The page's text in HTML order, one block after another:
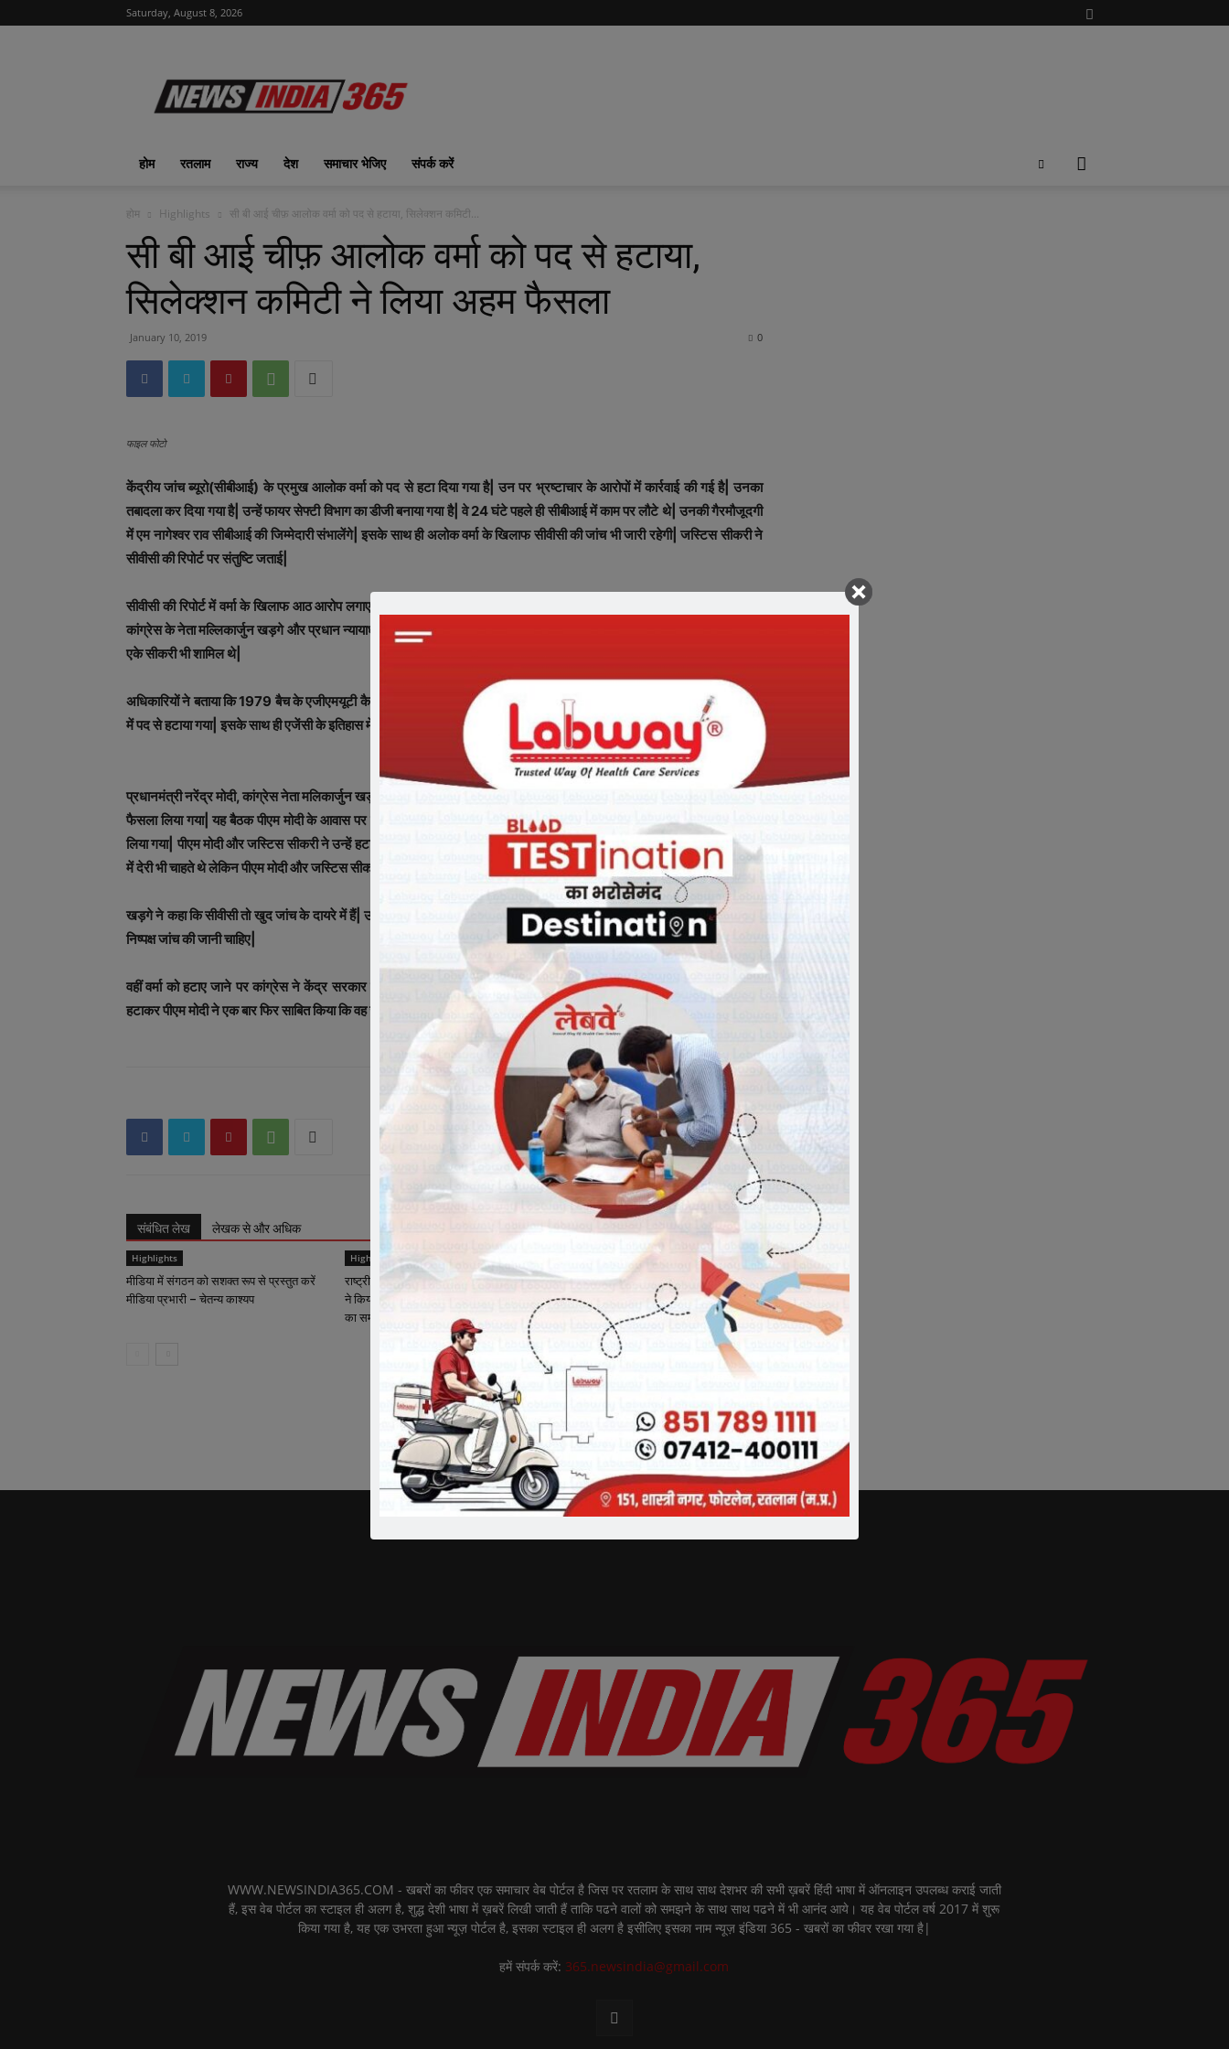
Saturday, August 8, 2026
India
365
|
का
फीवर
होम रतलाम राज्य देश समाचार भेजिए संपर्क करें
होम Highlights सी बी आई चीफ़ आलोक वर्मा को पद से हटाया, सिलेक्शन कमिटी...
सी बी आई चीफ़ आलोक वर्मा को पद से हटाया,
सिलेक्शन कमिटी ने लिया अहम फैसला
January 10, 2019 0
फाइल फोटो
केंद्रीय जांच ब्यूरो(सीबीआई) के प्रमुख आलोक वर्मा को पद से हटा दिया गया है| उन पर भ्रष्‍टाचार के आरोपों में कार्रवाई की गई है| उनका
तबादला कर दिया गया है| उन्‍हें फायर सेफ्टी विभाग का डीजी बनाया गया है| वे 24 घंटे पहले ही सीबीआई में काम पर लौटे थे| उनकी गैरमौजूदगी
में एम नागेश्‍वर राव सीबीआई की जिम्‍मेदारी संभालेंगे| इसके साथ ही अलोक वर्मा के खिलाफ सीवीसी की जांच भी जारी रहेगी| जस्टिस सीकरी ने
सीवीसी की रिपोर्ट पर संतुष्टि जताई|
सीवीसी की रिपोर्ट में वर्मा के खिलाफ आठ आरोप लगाए गए थे| यह रिपोर्ट उच्चाधिकार प्राप्त समिति के समक्ष रखी गई| समिति में लोकसभा में
कांग्रेस के नेता मल्लिकार्जुन खड़गे और प्रधान न्यायाधीश रंजन गोगोई के प्रतिनिधि के रूप में उच्चतम न्यायालय के वरिष्ठ न्यायाधीश न्यायमूर्ति
एके सीकरी भी शामिल थे|
अधिकारियों ने बताया कि 1979 बैच के एजीएमयूटी कैडर के आईपीएस अधिकारी वर्मा को भ्रष्टाचार और कर्तव्य निर्वहन में लापरवाही के आरोप
में पद से हटाया गया| इसके साथ ही एजेंसी के इतिहास में इस तरह की कार्रवाई का सामना करने वाले वह सीबीआई के पहले प्रमुख बन गए हैं|
प्रधानमंत्री नरेंद्र मोदी, कांग्रेस नेता मलिकार्जुन खड़गे और जस्टिस एके सीकरी की सदस्‍यता वाली उच्चाधिकार प्राप्त सिलेक्शन कमिटी यह
फैसला लिया गया| यह बैठक पीएम मोदी के आवास पर करीब ढाई घंटे तक चली| सूत्रों ने बताया कि आलोक वर्मा को हटाने का फैसला 2-1 से
लिया गया| पीएम मोदी और जस्टिस सीकरी ने उन्‍हें हटाने पर मुहर लगाई जबकि खड़गे ने आलोक वर्मा को हटाने का कड़ा विरोध किया| वे फैसले
में देरी भी चाहते थे लेकिन पीएम मोदी और जस्टिस सीकरी ने कदम उठाने का निर्णय लिया|
खड़गे ने कहा कि सीवीसी तो खुद जांच के दायरे में हैं| उनके आरोपों पर भरोसा कैसे किया जा सकता है| सीवीसी की ओर से लगाए गए आरोपों की
निष्‍पक्ष जांच की जानी चाहिए|
वहीं वर्मा को हटाए जाने पर कांग्रेस ने केंद्र सरकार पर हमला बोल दिया है| कांग्रेस ने कहा कि आलोक वर्मा को बिना उनका पक्ष रखे बिना
हटाकर पीएम मोदी ने एक बार फिर साबित किया कि वह जांच से काफी डरते हैं| फिर चाहे वह स्‍वतंत्र सीबीआई निदेशक की हो या जेपीसी जांच|
संबंधित लेख लेखक से और अधिक
Highlights
मीडिया में संगठन को सशक्त रूप से प्रस्तुत करें
मीडिया प्रभारी – चेतन्य काश्यप
Highlights
राष्ट्रीय कार्याध्यक्ष व कैबिनेट मंत्री चेतन्य काश्यप
ने किया क्रीड़ा-भारती की अन्तर प्रान्तीय बैठक
का समापन
भारतीय जनता पार्टी रतलाम जिले में नई
जिम्मेदारियों का ऐलान, भाजपा मे मीडिया प्रभारी
व सहप्रभारी की नियुक्ति
WWW.NEWSINDIA365.COM - खबरों का फीवर एक समाचार वेब पोर्टल है जिस पर रतलाम के साथ साथ देशभर की सभी ख़बरें हिंदी भाषा में ऑनलाइन उपलब्ध कराई जाती
हैं, इस वेब पोर्टल का स्टाइल ही अलग है, शुद्ध देशी भाषा में ख़बरें लिखी जाती हैं ताकि पढने वालों को समझने के साथ साथ पढने में भी आनंद आये। यह वेब पोर्टल वर्ष 2017 में शुरू
किया गया है, यह एक उभरता हुआ न्यूज़ पोर्टल है, इसका स्टाइल ही अलग है इसीलिए इसका नाम न्यूज़ इंडिया 365 - खबरों का फीवर रखा गया है|
हमें संपर्क करें: 365.newsindia@gmail.com